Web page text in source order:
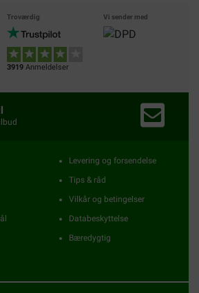
Troværdig
3919 Anmeldelser
Vi sender med
Levering og forsendelse
Tips & råd
Vilkår og betingelser
Databeskyttelse
Bæredygtig